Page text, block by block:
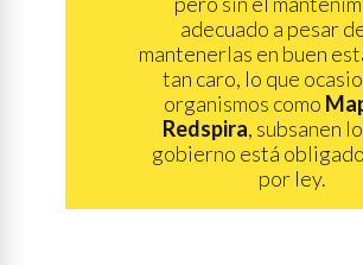
adecuado a pesar
mantenerlas en buen
tan caro, lo que
organismos como
Redspira, subsanen
gobierno está
por ley.